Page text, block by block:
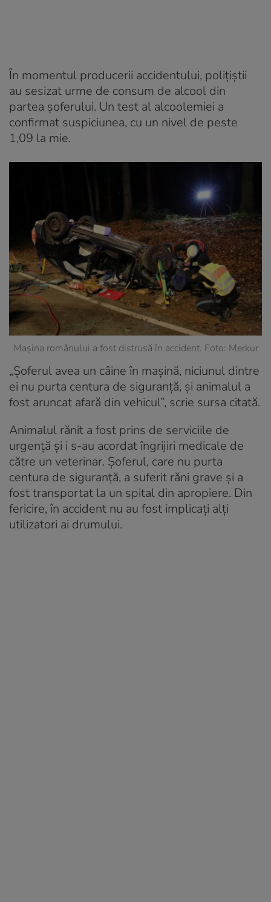
În momentul producerii accidentului, polițiștii
au sesizat urme de consum de alcool din
partea șoferului. Un test al alcoolemiei a
confirmat suspiciunea, cu un nivel de peste
1,09 la mie.
Mașina românului a fost distrusă în accident. Foto: Merkur
„Șoferul avea un câine în mașină, niciunul dintre
ei nu purta centura de siguranță, și animalul a
fost aruncat afară din vehicul”, scrie sursa citată.
Animalul rănit a fost prins de serviciile de
urgență și i s-au acordat îngrijiri medicale de
către un veterinar. Șoferul, care nu purta
centura de siguranță, a suferit răni grave și a
fost transportat la un spital din apropiere. Din
fericire, în accident nu au fost implicați alți
utilizatori ai drumului.